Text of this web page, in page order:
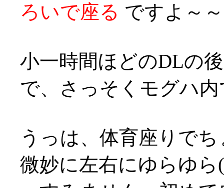
ろいで座る ですよ～
小一時間ほどのDLの
で、さっそくモグハ
うっは、体育座りで
微妙に左右にゆらゆ